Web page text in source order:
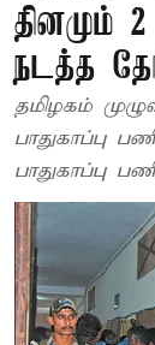
தினமும்
நடத்த
தமிழகம்
பாதுகாப்பு
பாதுகாப்பு